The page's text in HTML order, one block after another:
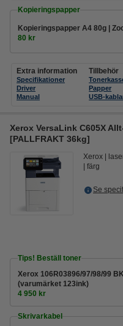
Kopieringspapper
Kopieringspapper A4 80g |
80 kr
Extra information
Specifikationer
Driver
Manual
Tillbehör
Papper
USB-
Xerox VersaLink C605X
[PALLFRAKT 36kg]
Xerox
färg
Se
Tips! Beställ toner
Xerox 106R03896/97/98/99
(varumärket 123ink)
4 950 kr
Skrivarkabel